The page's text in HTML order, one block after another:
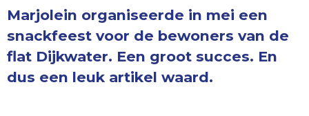
Marjolein organiseerde in mei een
snackfeest voor de bewoners van de
flat Dijkwater. Een groot succes. En
dus een leuk artikel waard.